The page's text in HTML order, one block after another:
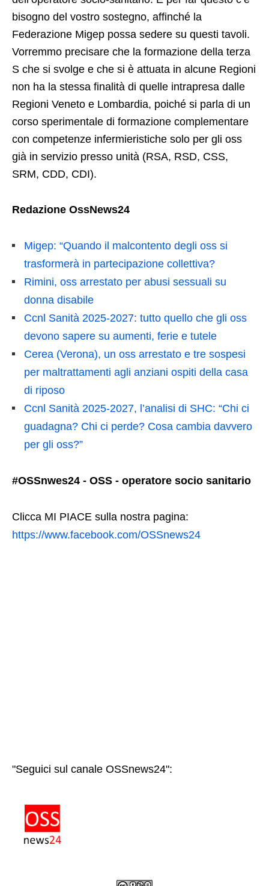
bisogno del vostro sostegno, affinché la
Federazione Migep possa sedere su questi tavoli.
Vorremmo precisare che la formazione della terza
S che si svolge e che si è attuata in alcune Regioni
non ha la stessa finalità di quelle intrapresa dalle
Regioni Veneto e Lombardia, poiché si parla di un
corso sperimentale di formazione complementare
con competenze infermieristiche solo per gli oss
già in servizio presso unità (RSA, RSD, CSS,
SRM, CDD, CDI).
Redazione OssNews24
Migep: “Quando il malcontento degli oss si
trasformerà in partecipazione collettiva?
Rimini, oss arrestato per abusi sessuali su
donna disabile
Ccnl Sanità 2025-2027: tutto quello che gli oss
devono sapere su aumenti, ferie e tutele
Cerea (Verona), un oss arrestato e tre sospesi
per maltrattamenti agli anziani ospiti della casa
di riposo
Ccnl Sanità 2025-2027, l’analisi di SHC: “Chi ci
guadagna? Chi ci perde? Cosa cambia davvero
per gli oss?”
#OSSnwes24 - OSS - operatore socio sanitario
Clicca MI PIACE sulla nostra pagina:
https://www.facebook.com/OSSnews24
"Seguici sul canale OSSnews24":